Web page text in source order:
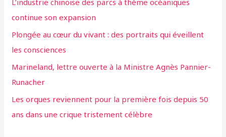
»
e
r
:
L’industrie chinoise des parcs à thème océaniques
continue son expansion
Plongée au cœur du vivant : des portraits qui éveillent
les consciences
Marineland, lettre ouverte à la Ministre Agnès Pannier-
Runacher
Les orques reviennent pour la première fois depuis 50
ans dans une crique tristement célèbre